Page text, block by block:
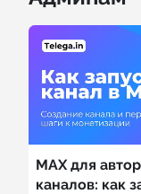
MAX для
каналов: как